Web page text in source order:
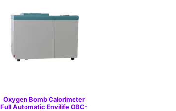
Oxygen Bomb Calorimeter
Full Automatic Envilife OBC-